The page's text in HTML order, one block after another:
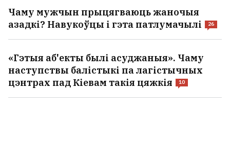
Чаму мужчын прыцягваюць жаночыя
азадкі? Навукоўцы і гэта патлумачылі
26
«Гэтыя аб'екты былі асуджаныя». Чаму
наступствы балістыкі па лагістычных
цэнтрах пад Кіевам такія цяжкія
10